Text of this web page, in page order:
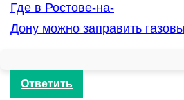
Где в Ростове-на-
Дону можно заправить
Ответить